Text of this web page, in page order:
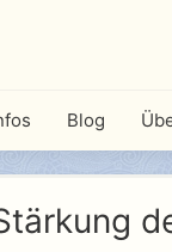
Blog